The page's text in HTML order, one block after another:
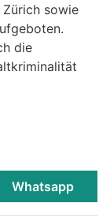
sowie
die
Whatsapp